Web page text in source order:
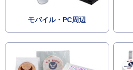
モバイル・PC周辺